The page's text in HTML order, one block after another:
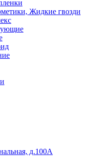
Жидкие гвозди
д.100А